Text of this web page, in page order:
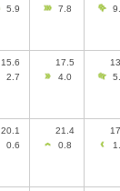
5.9
7.8
15.6
2.7
17.5
4.0
20.1
0.6
21.4
0.8